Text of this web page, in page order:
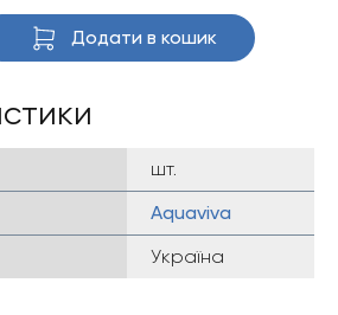
Додати в кошик
шт.
Aquaviva
Україна